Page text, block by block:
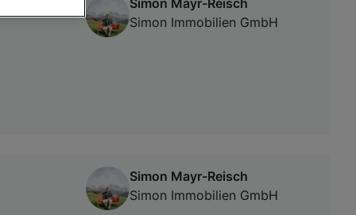
Simon Immobilien GmbH
Simon Mayr-Reisch
Simon Immobilien GmbH
oder Zugriff